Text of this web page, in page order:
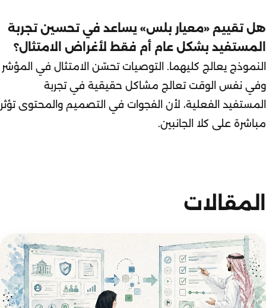
هل تقييم «معيار بلس» يساعد في تحسين تجربة
المستفيد بشكل عام أم فقط لأغراض الامتثال؟
النموذج يعالج كليهما. التوصيات تحسّن الامتثال في المؤشر
وفي نفس الوقت تعالج مشاكل حقيقية في تجربة
المستفيد الفعلية، لأن الفجوات في التصميم والمحتوى تؤثر
مباشرة على كلا الجانبين.
المقالات